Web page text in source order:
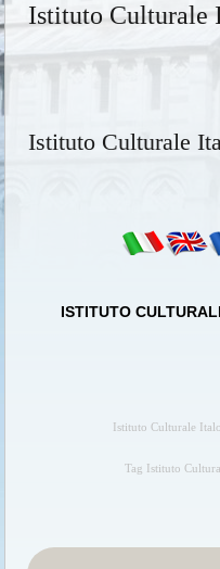
Istituto Culturale
Istituto Culturale
ISTITUTO
Istituto Culturale
Tag Istituto